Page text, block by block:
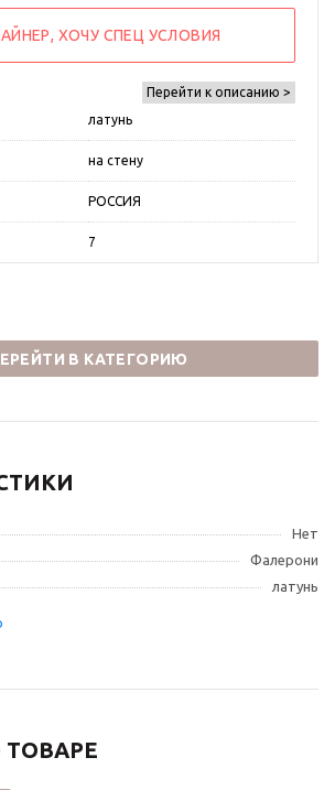
Перейти к описанию >
латунь
на стену
РОССИЯ
7
ХОЧУ СПЕЦ УСЛОВИЯ
В КАТЕГОРИЮ
Нет
Фалерони
латунь